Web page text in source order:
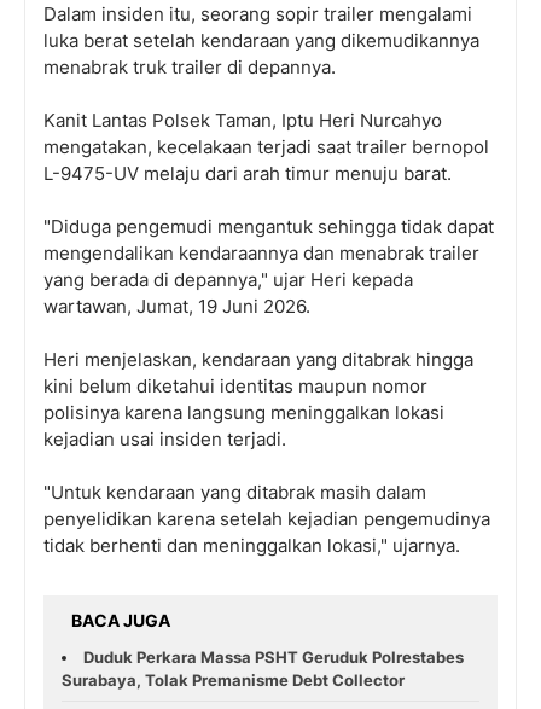
Dalam insiden itu, seorang sopir trailer mengalami
luka berat setelah kendaraan yang dikemudikannya
menabrak truk trailer di depannya.
Kanit Lantas Polsek Taman, Iptu Heri Nurcahyo
mengatakan, kecelakaan terjadi saat trailer bernopol
L-9475-UV melaju dari arah timur menuju barat.
"Diduga pengemudi mengantuk sehingga tidak dapat
mengendalikan kendaraannya dan menabrak trailer
yang berada di depannya," ujar Heri kepada
wartawan, Jumat, 19 Juni 2026.
Heri menjelaskan, kendaraan yang ditabrak hingga
kini belum diketahui identitas maupun nomor
polisinya karena langsung meninggalkan lokasi
kejadian usai insiden terjadi.
"Untuk kendaraan yang ditabrak masih dalam
penyelidikan karena setelah kejadian pengemudinya
tidak berhenti dan meninggalkan lokasi," ujarnya.
BACA JUGA
Duduk Perkara Massa PSHT Geruduk Polrestabes
Surabaya, Tolak Premanisme Debt Collector